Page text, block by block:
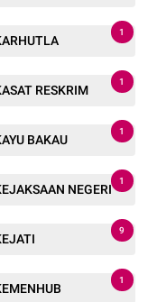
1
RESKRIM
1
BAKAU
1
NEGERI
1
9
1